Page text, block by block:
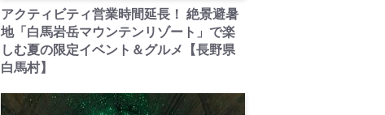
アクティビティ営業時間延長！ 絶景避暑
地「白馬岩岳マウンテンリゾート」で楽
しむ夏の限定イベント＆グルメ【長野県
白馬村】